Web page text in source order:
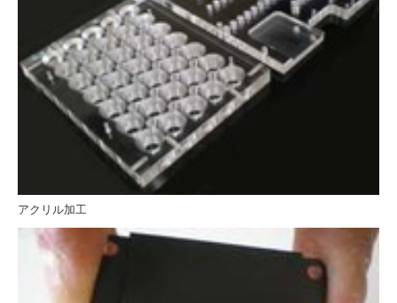
アクリル加工